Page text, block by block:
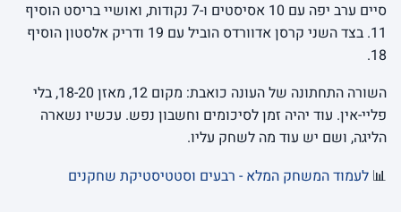
סיים ערב יפה עם 10 אסיסטים ו-7 נקודות, ואושיי בריסט הוסיף
11. בצד השני קרסן אדוורדס הוביל עם 19 ודריק אלסטון הוסיף
18.
השורה התחתונה של העונה כואבת: מקום 12, מאזן 18-20, בלי
פליי-אין. עוד יהיה זמן לסיכומים וחשבון נפש. עכשיו נשארה
הליגה, ושם יש עוד מה לשחק עליו.
📊 לעמוד המשחק המלא - רבעים וסטטיסטיקת שחקנים